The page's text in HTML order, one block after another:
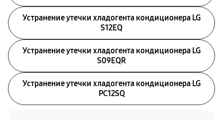
Устранение утечки хладогента кондиционера LG
S12EQ
Устранение утечки хладогента кондиционера LG
S09EQR
Устранение утечки хладогента кондиционера LG
PC12SQ